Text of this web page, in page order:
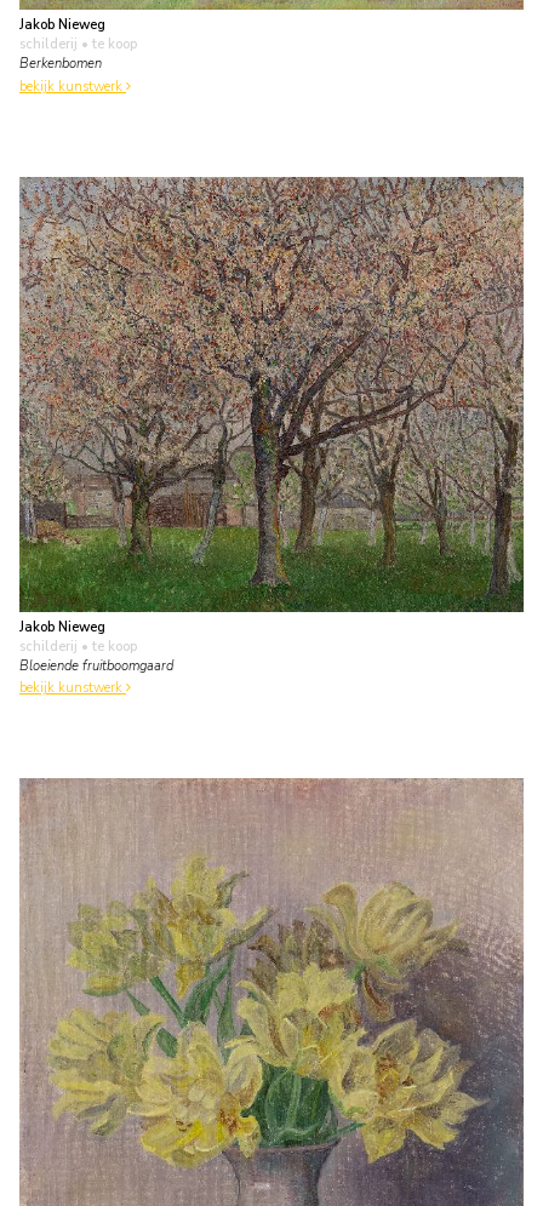
Jakob Nieweg
schilderij • te koop
Berkenbomen
bekijk kunstwerk
Jakob Nieweg
schilderij • te koop
Bloeiende fruitboomgaard
bekijk kunstwerk